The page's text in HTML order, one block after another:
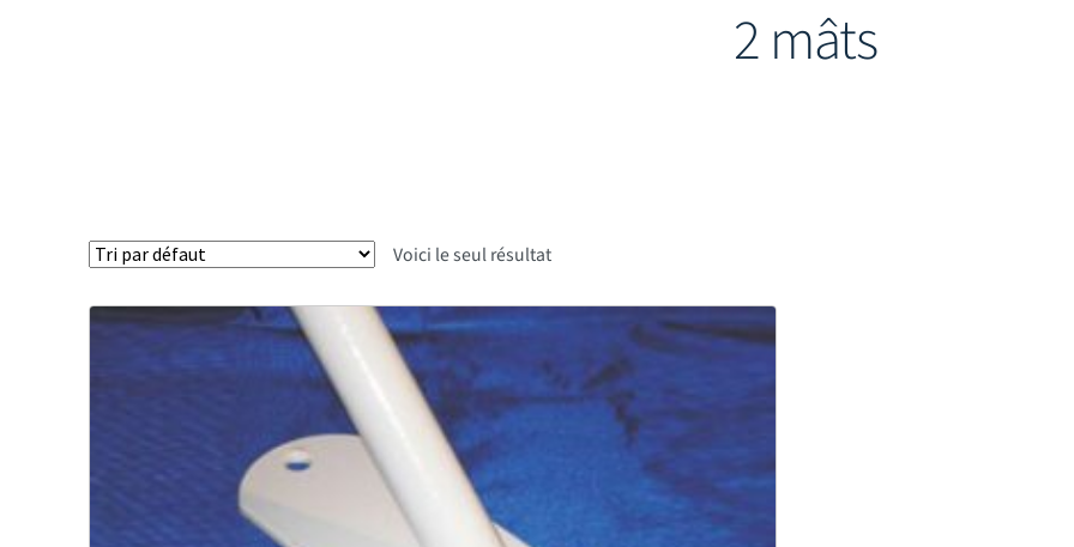
2 mâts
Voici le seul résultat